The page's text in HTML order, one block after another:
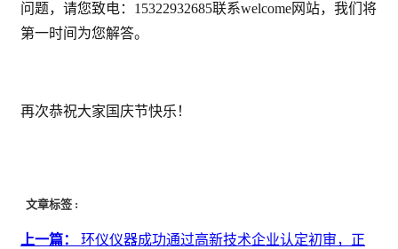
问题，请您致电：15322932685联系welcome网站，我们将
第一时间为您解答。
再次恭祝大家国庆节快乐！
文章标签 :
上一篇：
环仪仪器成功通过高新技术企业认定初审，正